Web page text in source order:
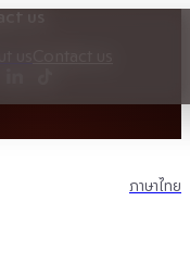
us
ภาษาไทย